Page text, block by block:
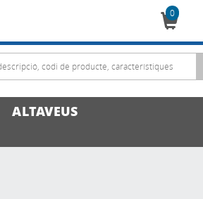
0
ALTAVEUS